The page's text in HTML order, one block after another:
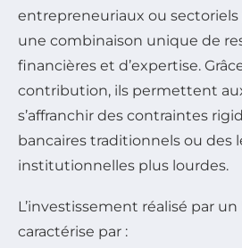
entrepreneuriaux ou
une combinaison unique de
financières et d’expertise.
contribution, ils permettent
s’affranchir des contraintes
bancaires traditionnels ou des
institutionnelles plus lourdes.
L’investissement réalisé par
caractérise par :